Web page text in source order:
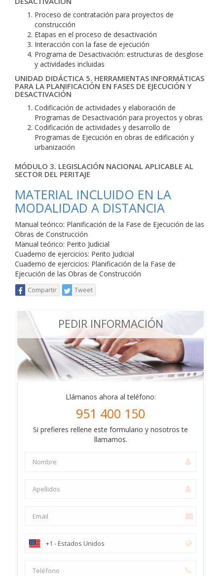
Proceso de contratación para proyectos de
construcción
Etapas en el proceso de desactivación
Interacción con la fase de ejecución
Programa de Desactivación: estructuras de desglose
y actividades incluidas
UNIDAD DIDÁCTICA 5. HERRAMIENTAS INFORMÁTICAS
PARA LA PLANIFICACIÓN EN FASES DE EJECUCIÓN Y
DESACTIVACIÓN
Codificación de actividades y elaboración de
Programas de Desactivación para proyectos y obras
Codificación de actividades y desarrollo de
Programas de Ejecución en obras de edificación y
urbanización
MÓDULO 3. LEGISLACIÓN NACIONAL APLICABLE AL
SECTOR DEL PERITAJE
MATERIAL INCLUIDO EN LA
MODALIDAD A DISTANCIA
Manual teórico: Planificación de la Fase de Ejecución de las
Obras de Construcción
Manual teórico: Perito Judicial
Cuaderno de ejercicios: Perito Judicial
Cuaderno de ejercicios: Planificación de la Fase de
Ejecución de las Obras de Construcción
Compartir Tweet
PEDIR INFORMACIÓN
Llámanos ahora al teléfono:
951 400 150
Si prefieres rellene este formulario y nosotros te
llamamos.